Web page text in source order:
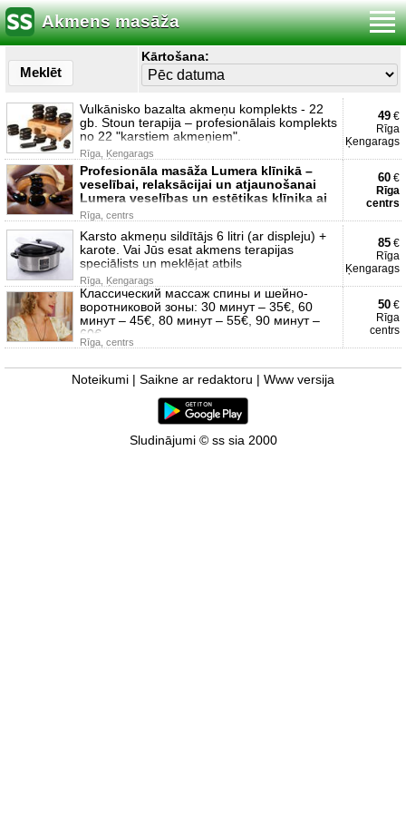
Akmens masāža
Meklēt
Kārtošana:
Vulkānisko bazalta akmeņu komplekts - 22
gb. Stoun terapija – profesionālais komplekts
no 22 "karstiem akmeņiem".
Rīga, Ķengarags
49 €
Rīga
Ķengarags
Profesionāla masāža Lumera klīnikā –
veselībai, relaksācijai un atjaunošanai
Lumera veselības un estētikas klīnika ai
Rīga, centrs
60 €
Rīga
centrs
Karsto akmeņu sildītājs 6 litri (ar displeju) +
karote. Vai Jūs esat akmens terapijas
speciālists un meklējat atbils
Rīga, Ķengarags
85 €
Rīga
Ķengarags
Классический массаж спины и шейно-
воротниковой зоны: 30 минут – 35€, 60
минут – 45€, 80 минут – 55€, 90 минут –
60€.
Rīga, centrs
50 €
Rīga
centrs
Noteikumi Saikne ar redaktoru Www versija
Sludinājumi © ss sia 2000